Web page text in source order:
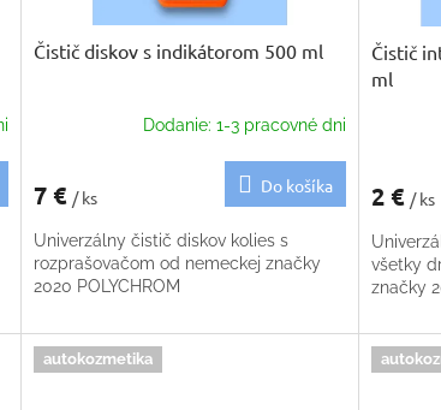
Čistič diskov s indikátorom 500 ml
Dodanie: 1-3 pracovné dni
7 € / ks
Do košíka
Univerzálny čistič diskov kolies s
rozprašovačom od nemeckej značky
2020 POLYCHROM
Čistič
ml
2 € / ks
všetky
značky
autokozmetika